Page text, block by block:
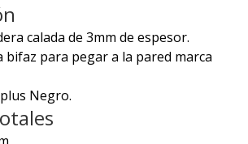
calada de 3mm de espesor.
bifaz para pegar a la pared marca
Negro.